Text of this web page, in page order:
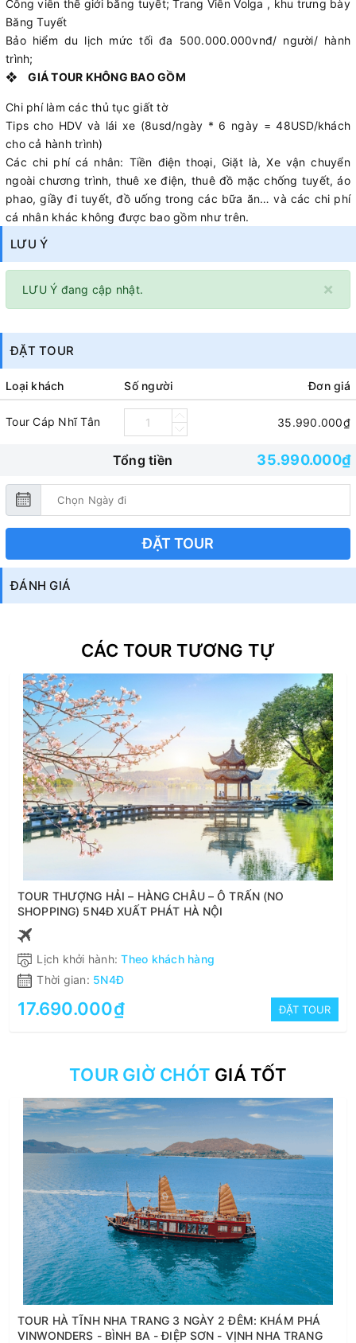
Công viên thế giới băng tuyết; Trang Viên Volga , khu trưng bày
Băng Tuyết
Bảo hiểm du lịch mức tối đa 500.000.000vnđ/ người/ hành
trình;
❖ GIÁ TOUR KHÔNG BAO GỒM
Chi phí làm các thủ tục giất tờ
Tips cho HDV và lái xe (8usd/ngày * 6 ngày = 48USD/khách
cho cả hành trình)
Các chi phí cá nhân: Tiền điện thoại, Giặt là, Xe vận chuyển
ngoài chương trình, thuê xe điện, thuê đồ mặc chống tuyết, áo
phao, giầy đi tuyết, đồ uống trong các bữa ăn… và các chi phí
cá nhân khác không được bao gồm như trên.
LƯU Ý
×
LƯU Ý đang cập nhật.
ĐẶT TOUR
Loại khách Số người Đơn giá
Tour Cáp Nhĩ Tân 35.990.000₫
Tổng tiền 35.990.000₫
ĐẶT TOUR
ĐÁNH GIÁ
CÁC TOUR TƯƠNG TỰ
TOUR THƯỢNG HẢI – HÀNG CHÂU – Ô TRẤN (NO
SHOPPING) 5N4Đ XUẤT PHÁT HÀ NỘI
Lịch khởi hành:Theo khách hàng
Thời gian: 5N4Đ
17.690.000₫ ĐẶT TOUR
TOUR GIỜ CHÓT GIÁ TỐT
TOUR HÀ TĨNH NHA TRANG 3 NGÀY 2 ĐÊM: KHÁM PHÁ
VINWONDERS - BÌNH BA - ĐIỆP SƠN - VỊNH NHA TRANG